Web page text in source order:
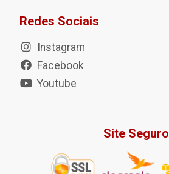
Redes Sociais
Instagram
Facebook
Youtube
Site Seguro